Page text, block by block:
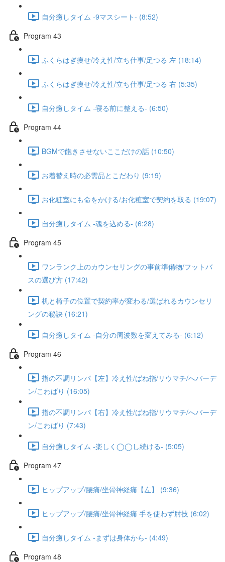
自分癒しタイム -9マスシート- (8:52)
Program 43
ふくらはぎ痩せ/冷え性/立ち仕事/足つる 左 (18:14)
ふくらはぎ痩せ/冷え性/立ち仕事/足つる 右 (5:35)
自分癒しタイム -寝る前に整える- (6:50)
Program 44
BGMで飽きさせないここだけの話 (10:50)
お着替え時の必需品とこだわり (9:19)
お化粧室にも命をかける/お化粧室で契約を取る (19:07)
自分癒しタイム -魂を込める- (6:28)
Program 45
ワンランク上のカウンセリングの事前準備物/フットバ
スの選び方 (17:42)
机と椅子の位置で契約率が変わる/選ばれるカウンセリ
ングの秘訣 (16:21)
自分癒しタイム -自分の周波数を変えてみる- (6:12)
Program 46
指の不調リンパ【左】冷え性/ばね指/リウマチ/へバーデ
ン/こわばり (16:05)
指の不調リンパ【右】冷え性/ばね指/リウマチ/へバーデ
ン/こわばり (7:43)
自分癒しタイム -楽しく◯◯し続ける- (5:05)
Program 47
ヒップアップ/腰痛/坐骨神経痛【左】 (9:36)
ヒップアップ/腰痛/坐骨神経痛 手を使わず肘技 (6:02)
自分癒しタイム -まずは身体から- (4:49)
Program 48